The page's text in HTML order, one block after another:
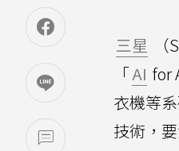
三星
「AI for
衣機等
技術，